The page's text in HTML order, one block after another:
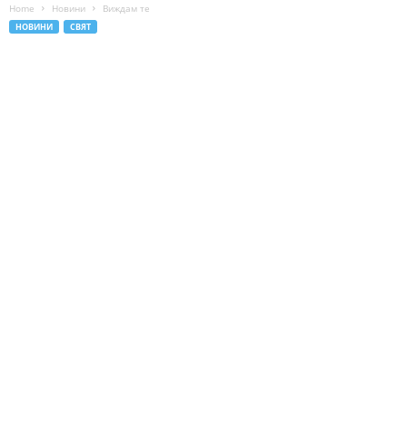
Home Новини Виждам те
НОВИНИ СВЯТ